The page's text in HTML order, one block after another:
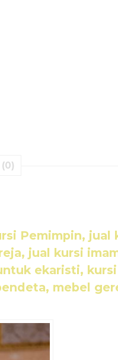
Pemimpin, jual
jual kursi
ekaristi,
mebel